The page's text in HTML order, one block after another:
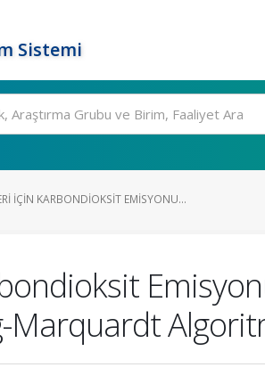
Sistemi
İÇIN KARBONDIOKSIT EMISYONU...
Marquardt